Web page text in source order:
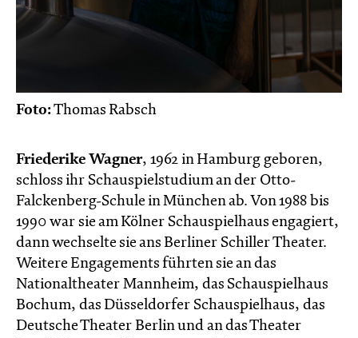
Foto:Thomas Rabsch
Friederike Wagner, 1962 in Hamburg geboren,
schloss ihr Schauspielstudium an der Otto-
Falckenberg-Schule in München ab. Von 1988 bis
1990 war sie am Kölner Schauspielhaus engagiert,
dann wechselte sie ans Berliner Schiller Theater.
Weitere Engagements führten sie an das
Nationaltheater Mannheim, das Schauspielhaus
Bochum, das Düsseldorfer Schauspielhaus, das
Deutsche Theater Berlin und an das Theater